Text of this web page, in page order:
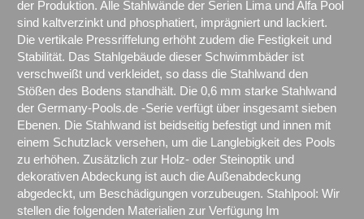
der Produktion. Alle Stahlwände der Serien Lima und Alfa Pool
sind kaltverzinkt und phosphatiert, imprägniert und lackiert.
Die vertikale Pressriffelung erhöht zudem die Festigkeit und
Stabilität. Das Stahlgebäude dieser Schwimmbäder ist
verschweißt und verkleidet, so dass die Stahlwand den
Stößen des Bodens standhält. Die 0,6 mm starke Stahlwand
der Germany-Pools.de -Serie verfügt über insgesamt sieben
Ebenen. Die Stahlwand ist beidseitig befestigt und innen mit
einem Schutzlack versehen, um die Langlebigkeit des Pools
zu erhöhen. Zusätzlich zur Holz- oder Steinoptik und
dekorativen Abdeckung ist auch die Außenabdeckung
abgedeckt, um Beschädigungen vorzubeugen. Stahlpool: Wir
stellen die folgenden Materialien zur Verfügung Im